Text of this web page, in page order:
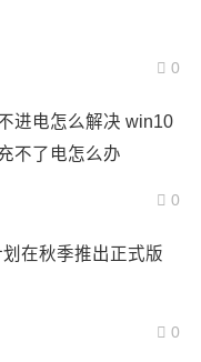
0
进电怎么解决 win10
不了电怎么办
0
在秋季推出正式版
0